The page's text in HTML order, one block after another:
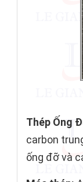
Thép Ống
carbon
ống đỡ và